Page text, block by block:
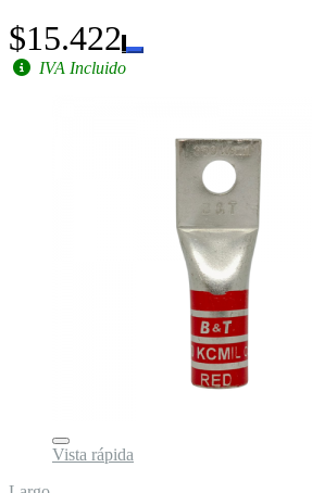
$15.422
IVA Incluido
Vista rápida